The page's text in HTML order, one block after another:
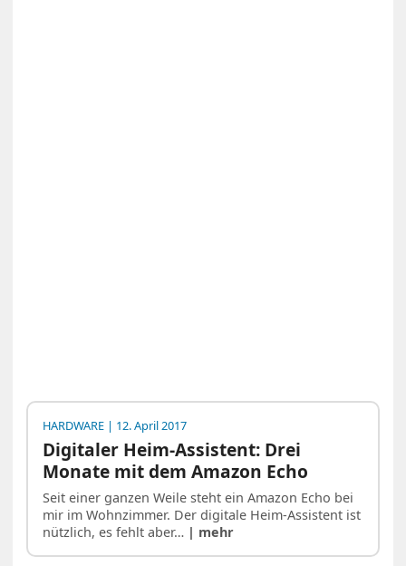
HARDWARE | 12. April 2017
Digitaler Heim-Assistent: Drei
Monate mit dem Amazon Echo
Seit einer ganzen Weile steht ein Amazon Echo bei
mir im Wohnzimmer. Der digitale Heim-Assistent ist
nützlich, es fehlt aber… | mehr